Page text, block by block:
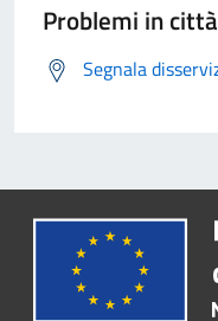
Problemi in città
Segnala